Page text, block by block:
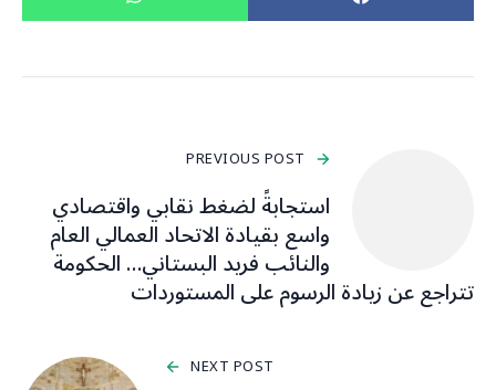
PREVIOUS POST
استجابةً لضغط نقابي واقتصادي
واسع بقيادة الاتحاد العمالي العام
والنائب فريد البستاني… الحكومة
تتراجع عن زيادة الرسوم على المستوردات
NEXT POST